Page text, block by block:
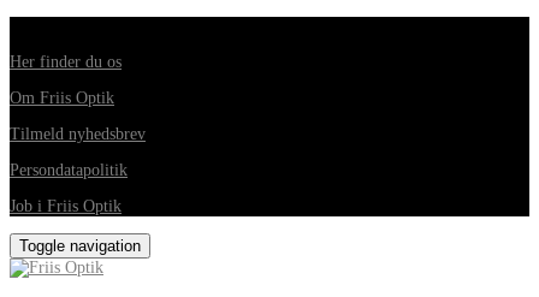
Her finder du os
Om Friis Optik
Tilmeld nyhedsbrev
Persondatapolitik
Job i Friis Optik
Toggle navigation